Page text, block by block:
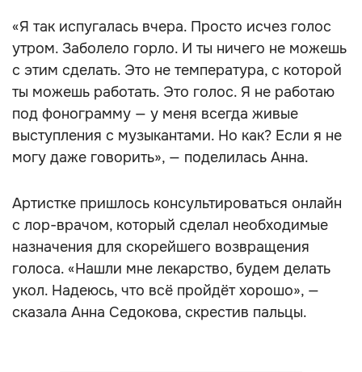
«Я так испугалась вчера. Просто исчез голос
утром. Заболело горло. И ты ничего не можешь
с этим сделать. Это не температура, с которой
ты можешь работать. Это голос. Я не работаю
под фонограмму — у меня всегда живые
выступления с музыкантами. Но как? Если я не
могу даже говорить», — поделилась Анна.
Артистке пришлось консультироваться онлайн
с лор-врачом, который сделал необходимые
назначения для скорейшего возвращения
голоса. «Нашли мне лекарство, будем делать
укол. Надеюсь, что всё пройдёт хорошо», —
сказала Анна Седокова, скрестив пальцы.